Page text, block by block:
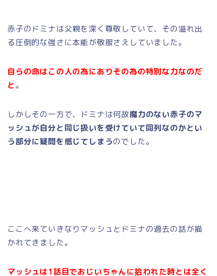
赤子のドミナは父親を深く尊敬していて、その溢れ出
る圧倒的な強さに本能が敬服さえしていました。
自らの命はこの人の為にありその為の特別な力なのだ
と。
しかしその一方で、ドミナは何故魔力のない赤子のマ
ッシュが自分と同じ扱いを受けていて同列なのかとい
う部分に疑問を感じてしまうのでした。
ここへ来ていきなりマッシュとドミナの過去の話が描
かれてきました。
マッシュは1話目でおじいちゃんに拾われた時とは全く